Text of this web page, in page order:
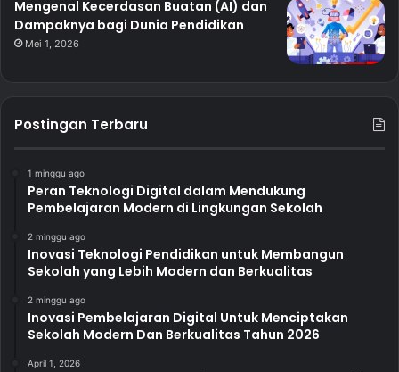
Mengenal Kecerdasan Buatan (AI) dan
Dampaknya bagi Dunia Pendidikan
Mei 1, 2026
Postingan Terbaru
1 minggu ago
Peran Teknologi Digital dalam Mendukung
Pembelajaran Modern di Lingkungan Sekolah
2 minggu ago
Inovasi Teknologi Pendidikan untuk Membangun
Sekolah yang Lebih Modern dan Berkualitas
2 minggu ago
Inovasi Pembelajaran Digital Untuk Menciptakan
Sekolah Modern Dan Berkualitas Tahun 2026
April 1, 2026